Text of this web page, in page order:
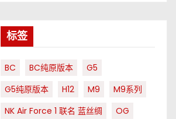
标签
BC BC纯原版本
G5
G5纯原版本
H12 M9
M9系列
NK Air Force 1 联名 蓝丝绸
OG